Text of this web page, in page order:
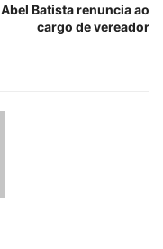
Abel Batista renuncia ao
cargo de vereador